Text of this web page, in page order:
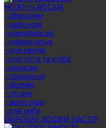
НОЖІ та ДОСКИ
- обвалочні
- шеф-ножі
- кондитерські
- універсальні
- для овочів
- для тіста та хліба
- японські
- спеціальні
- філейні
- тесаки
- аксесуари
- для риби
ОБРОБНІ ДОШКИ HACCP